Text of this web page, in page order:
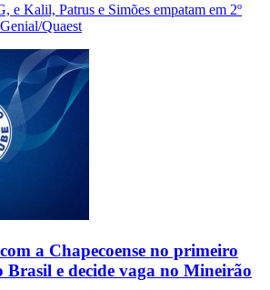
e Kalil, Patrus e Simões empatam em 2º
Quaest
a Chapecoense no primeiro
Brasil e decide vaga no Mineirão